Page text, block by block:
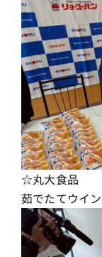
☆丸大食品
茹でたてウイ